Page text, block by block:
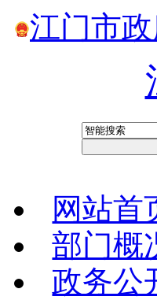
江门市
网站首
部门概
政务公